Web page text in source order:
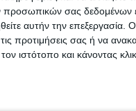
σας δεδομένων
αυτήν την επεξεργασία.
προτιμήσεις σας ή να
ιστότοπο και κάνοντας